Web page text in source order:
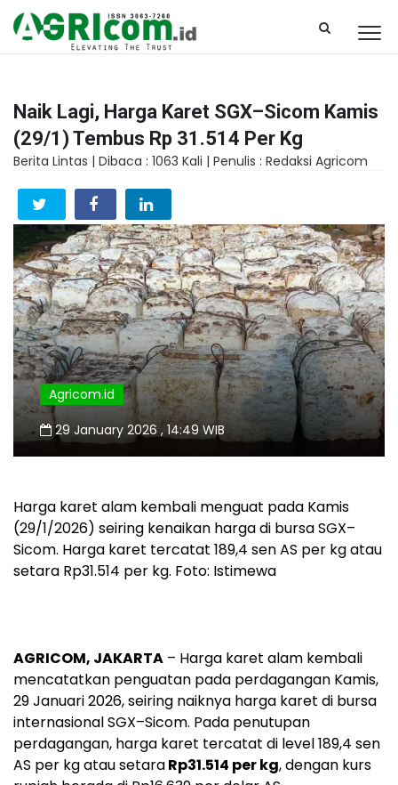
Naik Lagi, Harga Karet SGX–Sicom Kamis
(29/1) Tembus Rp 31.514 Per Kg
Berita Lintas | Dibaca : 1063 Kali | Penulis : Redaksi Agricom
Agricom.id
29 January 2026 , 14:49 WIB
Harga karet alam kembali menguat pada Kamis
(29/1/2026) seiring kenaikan harga di bursa SGX–
Sicom. Harga karet tercatat 189,4 sen AS per kg atau
setara Rp31.514 per kg. Foto: Istimewa
AGRICOM, JAKARTA – Harga karet alam kembali
mencatatkan penguatan pada perdagangan Kamis,
29 Januari 2026, seiring naiknya harga karet di bursa
internasional SGX–Sicom. Pada penutupan
perdagangan, harga karet tercatat di level 189,4 sen
AS per kg atau setaraRp31.514 per kg, dengan kurs